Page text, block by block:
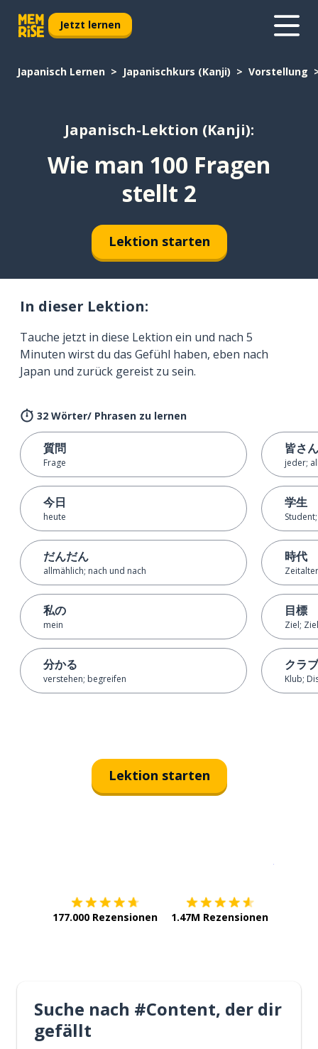
Jetzt lernen
Japanisch Lernen Japanischkurs (Kanji) Vorstellung
Japanisch-Lektion (Kanji):
Wie man 100 Fragen
stellt 2
Lektion starten
In dieser Lektion:
Tauche jetzt in diese Lektion ein und nach 5
Minuten wirst du das Gefühl haben, eben nach
Japan und zurück gereist zu sein.
32 Wörter/ Phrasen zu lernen
質問
Frage
今日
heute
だんだん
allmählich; nach und nach
私の
mein
分かる
verstehen; begreifen
皆さん
jeder;
学生
時代
目標
Ziel;
クラブ
Klub;
Lektion starten
177.000 Rezensionen 1.47M Rezensionen
Suche nach #Content, der dir
gefällt